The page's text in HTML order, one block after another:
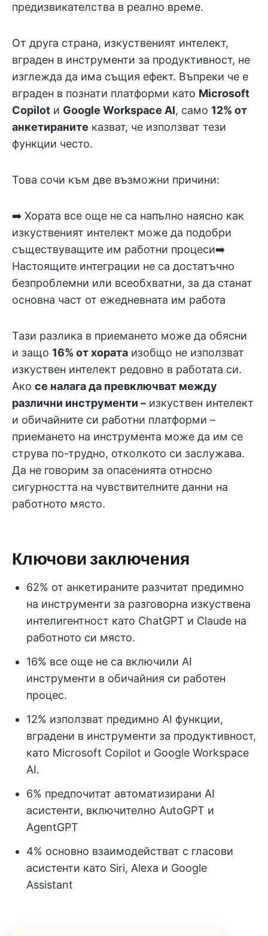
предизвикателства в реално време.
От друга страна, изкуственият интелект,
вграден в инструменти за продуктивност, не
изглежда да има същия ефект. Въпреки че е
вграден в познати платформи като Microsoft
Copilot и Google Workspace AI, само 12% от
анкетираните казват, че използват тези
функции често.
Това сочи към две възможни причини:
➡️ Хората все още не са напълно наясно как
изкуственият интелект може да подобри
съществуващите им работни процеси➡️
Настоящите интеграции не са достатъчно
безпроблемни или всеобхватни, за да станат
основна част от ежедневната им работа
Тази разлика в приемането може да обясни
и защо 16% от хората изобщо не използват
изкуствен интелект редовно в работата си.
Ако се налага да превключват между
различни инструменти – изкуствен интелект
и обичайните си работни платформи –
приемането на инструмента може да им се
струва по-трудно, отколкото си заслужава.
Да не говорим за опасенията относно
сигурността на чувствителните данни на
работното място.
Ключови заключения
62% от анкетираните разчитат предимно
на инструменти за разговорна изкуствена
интелигентност като ChatGPT и Claude на
работното си място.
16% все още не са включили AI
инструменти в обичайния си работен
процес.
12% използват предимно AI функции,
вградени в инструменти за продуктивност,
като Microsoft Copilot и Google Workspace
AI.
6% предпочитат автоматизирани AI
асистенти, включително AutoGPT и
AgentGPT
4% основно взаимодействат с гласови
асистенти като Siri, Alexa и Google
Assistant